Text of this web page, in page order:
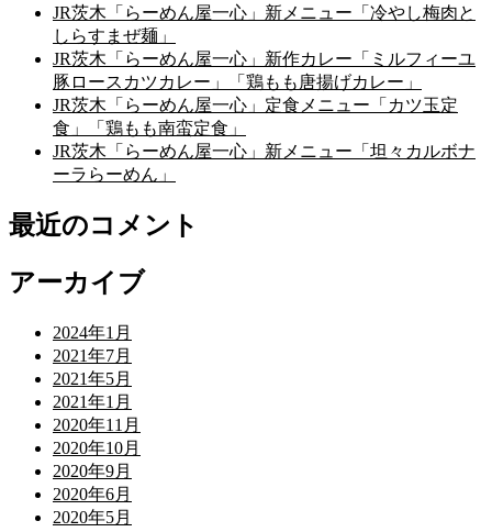
JR茨木「らーめん屋一心」新メニュー「冷やし梅肉と
しらすまぜ麺」
JR茨木「らーめん屋一心」新作カレー「ミルフィーユ
豚ロースカツカレー」「鶏もも唐揚げカレー」
JR茨木「らーめん屋一心」定食メニュー「カツ玉定
食」「鶏もも南蛮定食」
JR茨木「らーめん屋一心」新メニュー「坦々カルボナ
ーラらーめん」
最近のコメント
アーカイブ
2024年1月
2021年7月
2021年5月
2021年1月
2020年11月
2020年10月
2020年9月
2020年6月
2020年5月